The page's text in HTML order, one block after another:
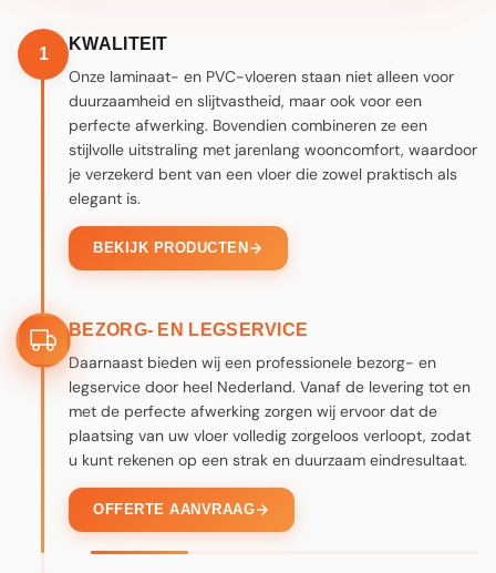
1
KWALITEIT
Onze laminaat- en PVC-vloeren staan niet alleen voor
duurzaamheid en slijtvastheid, maar ook voor een
perfecte afwerking. Bovendien combineren ze een
stijlvolle uitstraling met jarenlang wooncomfort, waardoor
je verzekerd bent van een vloer die zowel praktisch als
elegant is.
BEKIJK PRODUCTEN
BEZORG- EN LEGSERVICE
Daarnaast bieden wij een professionele bezorg- en
legservice door heel Nederland. Vanaf de levering tot en
met de perfecte afwerking zorgen wij ervoor dat de
plaatsing van uw vloer volledig zorgeloos verloopt, zodat
u kunt rekenen op een strak en duurzaam eindresultaat.
OFFERTE AANVRAAG